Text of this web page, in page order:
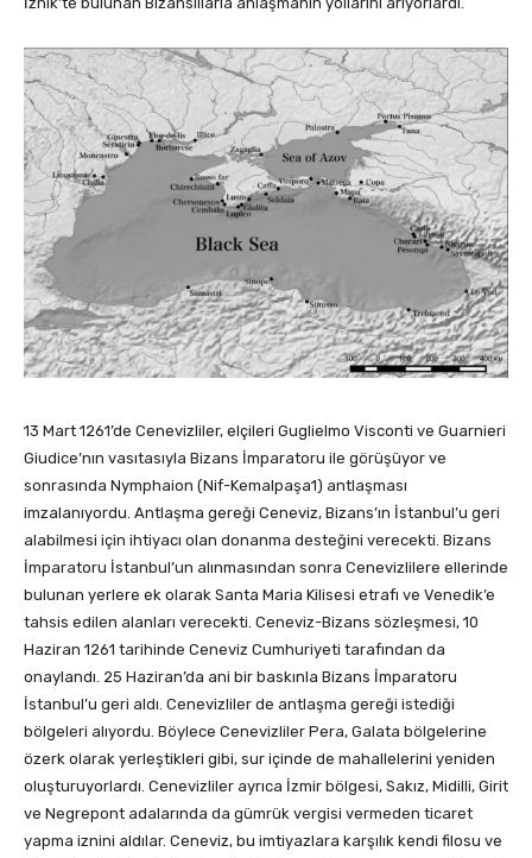
13 Mart 1261’de Cenevizliler, elçileri Guglielmo Visconti ve Guarnieri
Giudice’nın vasıtasıyla Bizans İmparatoru ile görüşüyor ve
sonrasında Nymphaion (Nif-Kemalpaşa1) antlaşması
imzalanıyordu. Antlaşma gereği Ceneviz, Bizans’ın İstanbul’u geri
alabilmesi için ihtiyacı olan donanma desteğini verecekti. Bizans
İmparatoru İstanbul’un alınmasından sonra Cenevizlilere ellerinde
bulunan yerlere ek olarak Santa Maria Kilisesi etrafı ve Venedik’e
tahsis edilen alanları verecekti. Ceneviz-Bizans sözleşmesi, 10
Haziran 1261 tarihinde Ceneviz Cumhuriyeti tarafından da
onaylandı. 25 Haziran’da ani bir baskınla Bizans İmparatoru
İstanbul’u geri aldı. Cenevizliler de antlaşma gereği istediği
bölgeleri alıyordu. Böylece Cenevizliler Pera, Galata bölgelerine
özerk olarak yerleştikleri gibi, sur içinde de mahallelerini yeniden
oluşturuyorlardı. Cenevizliler ayrıca İzmir bölgesi, Sakız, Midilli, Girit
ve Negrepont adalarında da gümrük vergisi vermeden ticaret
yapma iznini aldılar. Ceneviz, bu imtiyazlara karşılık kendi filosu ve